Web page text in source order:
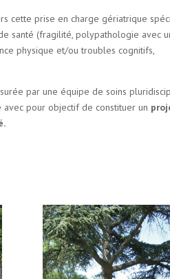
cette prise en charge gériatrique
santé (fragilité, polypathologie avec
physique et/ou troubles cognitifs,
par une équipe de soins
pour objectif de constituer un